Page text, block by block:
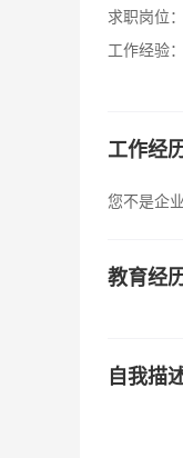
求职岗位：
工作经验：
工作经
您不是企
教育经
自我描